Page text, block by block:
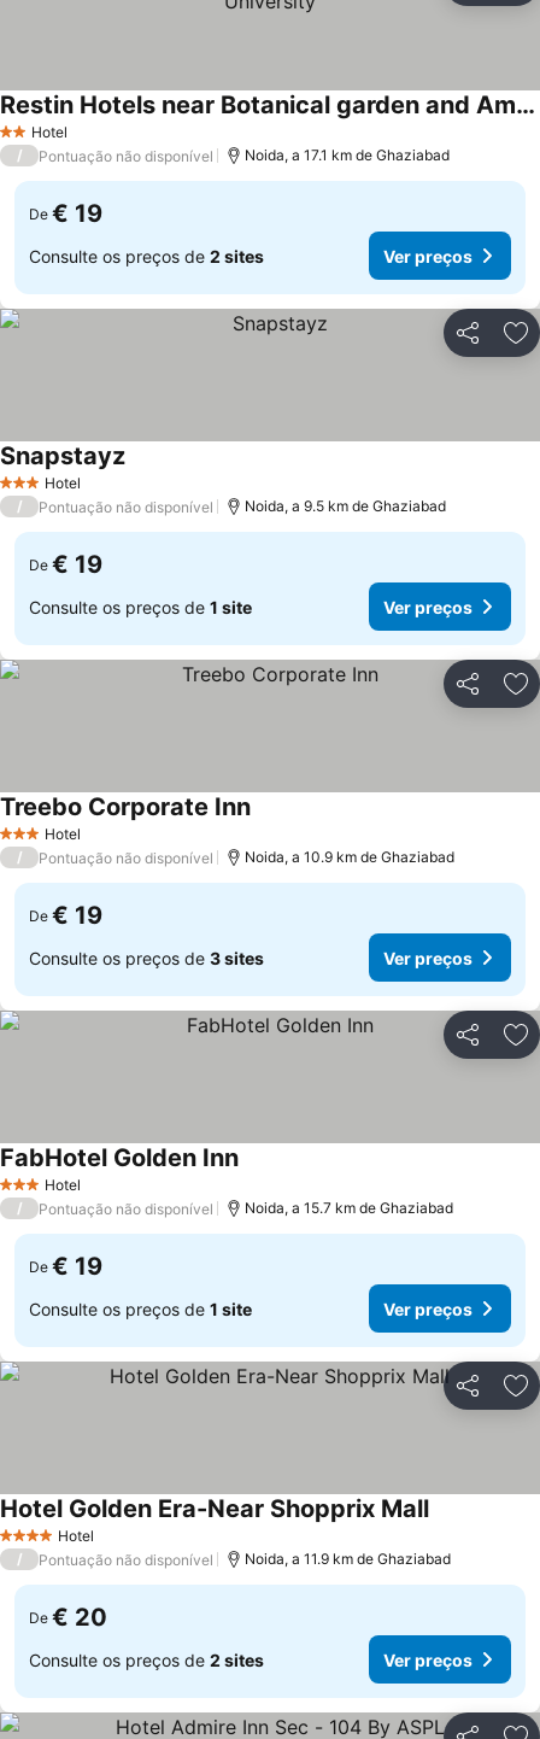
2 Estrelas
Hotel
Restin Hotels near Botanical garden and Amity University
Ver preços
/ Pontuação não disponível Noida, a 17.1 km de Ghaziabad
De € 19
Consulte os preços de 2 sites Ver preços
Partilhar
3 EstrelasHotel
SnapstayzVer preços
/ Pontuação não disponível Noida, a 9.5 km de Ghaziabad
De € 19
Consulte os preços de 1 site Ver preços
Partilhar
3 EstrelasHotel
Treebo Corporate InnVer preços
/ Pontuação não disponível Noida, a 10.9 km de Ghaziabad
De € 19
Consulte os preços de 3 sites Ver preços
Partilhar
3 EstrelasHotel
FabHotel Golden InnVer preços
/ Pontuação não disponível Noida, a 15.7 km de Ghaziabad
De € 19
Consulte os preços de 1 site Ver preços
Partilhar
4 EstrelasHotel
Hotel Golden Era-Near Shopprix MallVer preços
/ Pontuação não disponível Noida, a 11.9 km de Ghaziabad
De € 20
Consulte os preços de 2 sites Ver preços